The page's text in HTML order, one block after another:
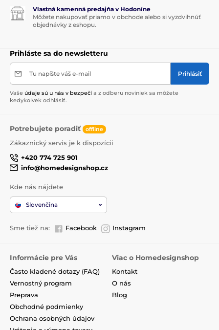
Vlastná kamenná predajňa v Hodoníne
Môžete nakupovať priamo v obchode alebo si vyzdvihnúť
objednávky z eshopu.
Prihláste sa do newsletteru
Tu napíšte váš e-mail Prihlásiť
Vaše údaje sú u nás v bezpečí a z odberu noviniek sa môžete
kedykoľvek odhlásiť.
Potrebujete poradiť offline
Zákaznický servis je k dispozícii
+420 774 725 901
info@homedesignshop.cz
Kde nás nájdete
Slovenčina
Sme tiež na: Facebook Instagram
Informácie pre Vás
Často kladené dotazy (FAQ)
Vernostný program
Preprava
Obchodné podmienky
Ochrana osobných údajov
Viac o Homedesignshop
Kontakt
O nás
Blog